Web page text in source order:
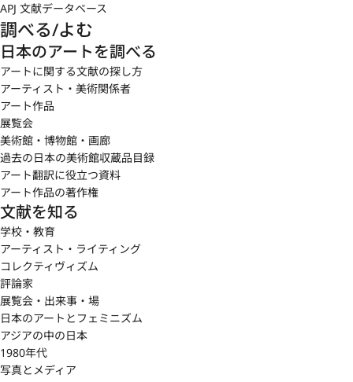
APJ 文献データベース
調べる/よむ
日本のアートを調べる
アートに関する文献の探し方
アーティスト・美術関係者
アート作品
展覧会
美術館・博物館・画廊
過去の日本の美術館収蔵品目録
アート翻訳に役立つ資料
アート作品の著作権
文献を知る
学校・教育
アーティスト・ライティング
コレクティヴィズム
評論家
展覧会・出来事・場
日本のアートとフェミニズム
アジアの中の日本
1980年代
写真とメディア